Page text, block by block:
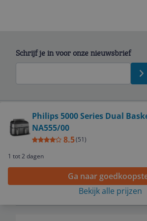
Philips 5000 Series Dual
NA555/00
8.5(51)
1 tot 2 dagen
Ga naar
Bekijk alle prijzen
Schrijf je in voor onze nieuwsbrief
Service
Algemeen